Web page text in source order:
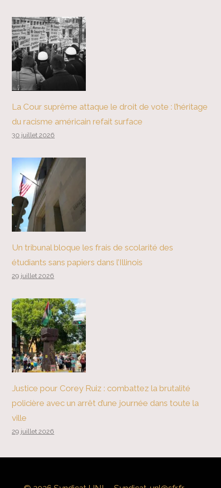
La Cour suprême attaque le droit de vote : l’héritage
du racisme américain refait surface
30 juillet 2026
Un tribunal bloque les frais de scolarité des
étudiants sans papiers dans l’Illinois
29 juillet 2026
Justice pour Corey Ruiz : combattez la brutalité
policière avec un arrêt d’une journée dans toute la
ville
29 juillet 2026